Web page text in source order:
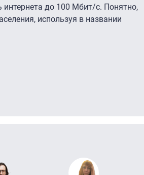
интернета до 100 Мбит/с. Понятно,
используя в названии